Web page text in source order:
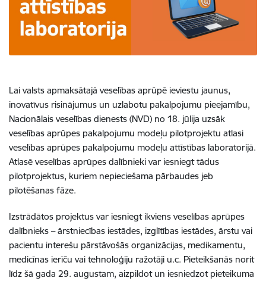
Lai valsts apmaksātajā veselības aprūpē ieviestu jaunus,
inovatīvus risinājumus un uzlabotu pakalpojumu pieejamību,
Nacionālais veselības dienests (NVD) no 18. jūlija uzsāk
veselības aprūpes pakalpojumu modeļu pilotprojektu atlasi
veselības aprūpes pakalpojumu modeļu attīstības laboratorijā.
Atlasē veselības aprūpes dalībnieki var iesniegt tādus
pilotprojektus, kuriem nepieciešama pārbaudes jeb
pilotēšanas fāze.
Izstrādātos projektus var iesniegt ikviens veselības aprūpes
dalībnieks – ārstniecības iestādes, izglītības iestādes, ārstu vai
pacientu interešu pārstāvošās organizācijas, medikamentu,
medicīnas ierīču vai tehnoloģiju ražotāji u.c. Pieteikšanās norit
līdz šā gada 29. augustam, aizpildot un iesniedzot pieteikuma